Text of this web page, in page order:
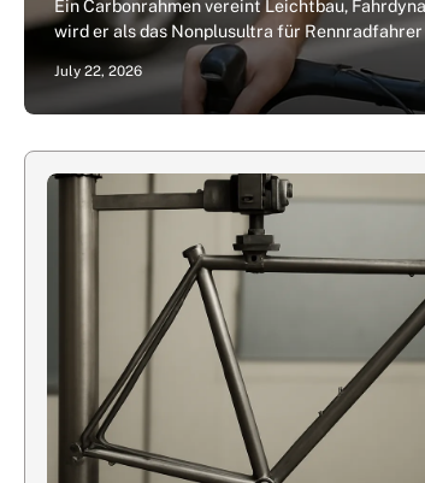
Ein Carbonrahmen vereint Leichtbau,
wird er als das Nonplusultra für
July 22, 2026